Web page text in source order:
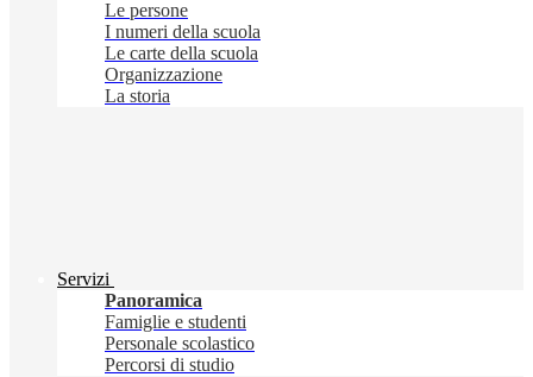
Le persone
I numeri della scuola
Le carte della scuola
Organizzazione
La storia
Servizi
Panoramica
Famiglie e studenti
Personale scolastico
Percorsi di studio